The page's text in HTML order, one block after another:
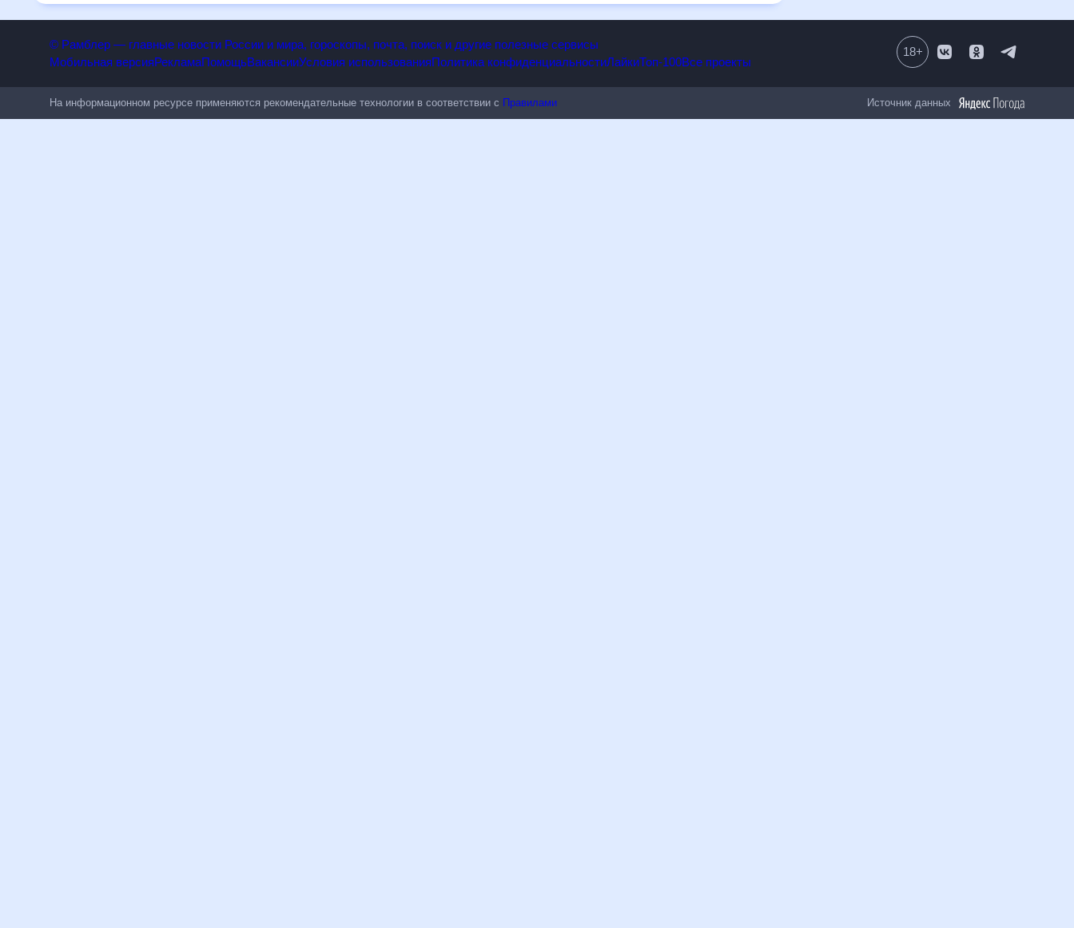
© Рамблер — главные новости России и мира, гороскопы, почта, поиск и другие полезные сервисы
18+
На информационном ресурсе применяются рекомендательные технологии в соответствии сПравилами Источник данных